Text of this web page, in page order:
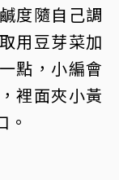
度隨自己調
用豆芽菜加
點，小編會
裡面夾小黃
。